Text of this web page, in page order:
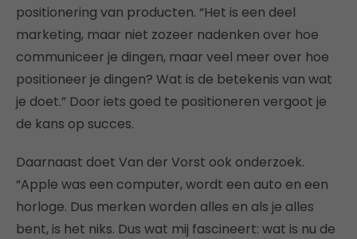
positionering van producten. “Het is een deel
marketing, maar niet zozeer nadenken over hoe
communiceer je dingen, maar veel meer over hoe
positioneer je dingen? Wat is de betekenis van wat
je doet.” Door iets goed te positioneren vergoot je
de kans op succes.
Daarnaast doet Van der Vorst ook onderzoek.
“Apple was een computer, wordt een auto en een
horloge. Dus merken worden alles en als je alles
bent, is het niks. Dus wat mij fascineert: wat is nu de